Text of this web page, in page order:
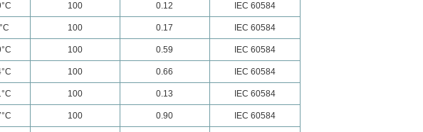
100 0.12 IEC 60584
100 0.17 IEC 60584
100 0.59 IEC 60584
100 0.66 IEC 60584
100 0.13 IEC 60584
100 0.90 IEC 60584